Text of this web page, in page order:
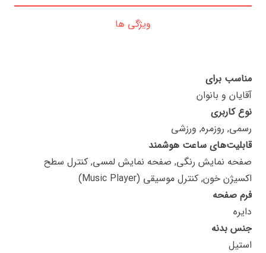
ویژگی ها
مناسب برای
آقایان و بانوان
نوع کاربری
رسمی, روزمره, ورزشی
قابلیت‌های ساعت هوشمند
صفحه نمایش رنگی, صفحه نمایش لمسی, کنترل سطح
اکسیژن خون, کنترل موسیقی (Music Player)
فرم صفحه
دایره
جنس بدنه
استیل